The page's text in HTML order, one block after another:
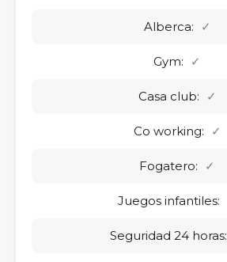
Alberca: ✓
Gym: ✓
Casa club: ✓
Co working: ✓
Fogatero: ✓
Juegos infantiles:
Seguridad 24 horas: